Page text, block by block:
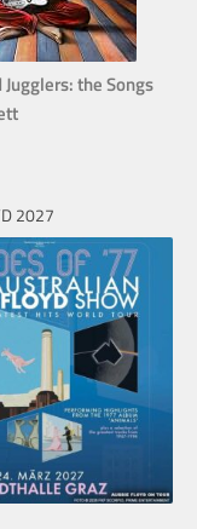
the Songs
2027